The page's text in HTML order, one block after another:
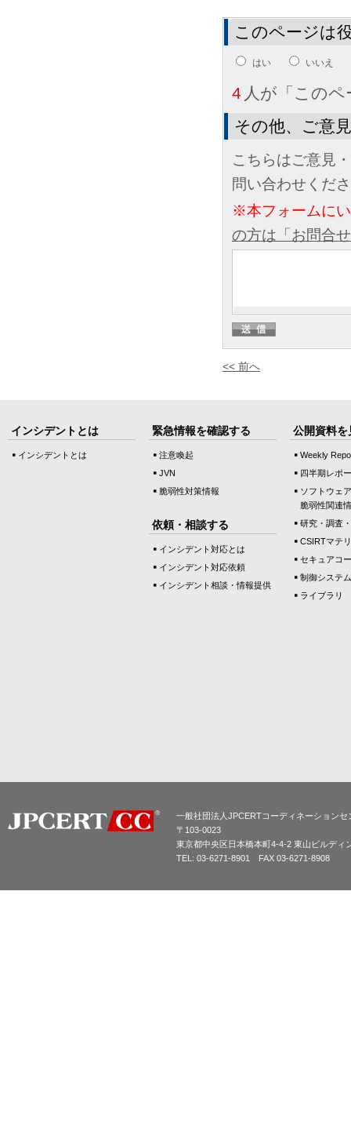
このページは
はい いいえ
4 人が「この
その他、ご意
こちらはご意見
問い合わせくだ
※本フォームに
の方は「お問合
<< 前へ
インシデントとは
インシデントとは
緊急情報を確認する
注意喚起
JVN
脆弱性対策情報
依頼・相談する
インシデント対応とは
インシデント対応依頼
インシデント相談・情報提供
公開資料を
Weekly
四半期レポ
ソフトウェ
脆弱性関連
研究・調査
CSIRTマテ
セキュアコ
制御システ
ライブラリ
一般社団法人JPCERTコーディネーションセ
〒103-0023
東京都中央区日本橋本町4-4-2 東山ビルディ
TEL: 03-6271-8901 FAX 03-6271-8908